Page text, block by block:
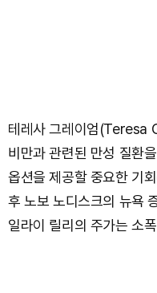
테레사 그레이엄(Teresa
비만과 관련된 만성 질환
옵션을 제공할 중요한 기
후 노보 노디스크의 뉴욕
일라이 릴리의 주가는 소